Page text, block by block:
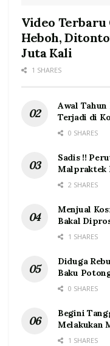
Video
Heboh,
Juta Kali
1 SHARES
Awal Tahun
Terjadi di
0 SHARES
Sadis !!
Malpraktek
2 SHARES
Menjual
Bakal
1 SHARES
Diduga
Baku
0 SHARES
Begini
Melakukan
1 SHARES